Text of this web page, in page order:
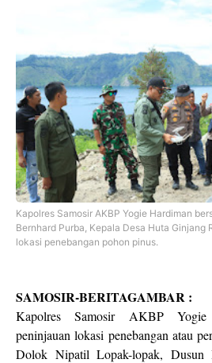
Kapolres Samosir AKBP Yogie Hardiman
Bernhard Purba, Kepala Desa Huta Ginjang
lokasi penebangan pohon pinus.
SAMOSIR-BERITAGAMBAR :
Kapolres Samosir AKBP Yogie
peninjauan lokasi penebangan atau
Dolok Nipatil Lopak-lopak,